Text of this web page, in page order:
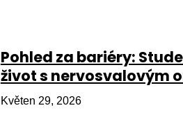
Pohled za bariéry:
život s nervosvalovým
Květen 29, 2026